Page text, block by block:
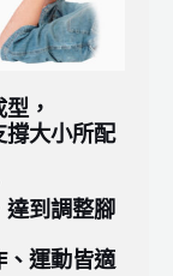
，
撐大小所配
達到調整腳
、運動皆適